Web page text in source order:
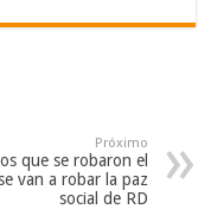
Próximo
que se robaron el
van a robar la paz
social de RD